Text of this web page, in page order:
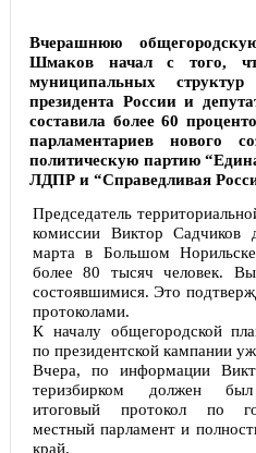
Вчерашнюю
Шмаков начал с того,
муниципальных
президента России и
составила более 60
парламентариев нового
политическую партию
ЛДПР и “Справедливая
Председатель
комиссии Виктор Садчиков
марта в Большом Норильске
более 80 тысяч человек.
состоявшимися. Это
протоколами.
К началу общегородской
по президентской кампании
Вчера, по информации
теризбирком должен был
итоговый протокол по
местный парламент и
край.